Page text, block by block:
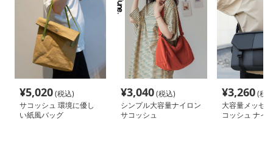
¥5,020(税込)
サコッシュ 環境に優し
い紙風バッグ
¥3,040(税込)
シンプル大容量ナイロン
サコッシュ
¥3,260(税
大容量メッセ
コッシュ ナイ